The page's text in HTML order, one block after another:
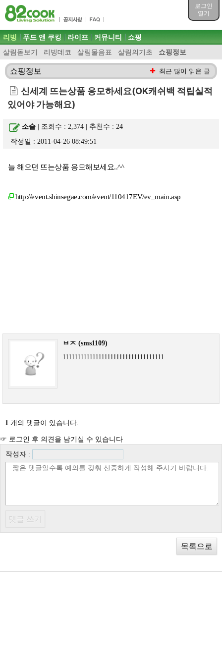
로그인
열기
목차
주메뉴 바로가기
컨텐츠 바로가기
검색 바로가기
로그인 바로가기
주메뉴
리빙
살림돋보기 리빙데코 살림물음표 살림의기초 쇼핑정보
푸드 앤 쿠킹 라이프 커뮤니티 쇼핑
쇼핑정보 최근 많이 읽은 글
신세계 뜨는상품 응모하세요(OK캐쉬백 적립실적
있어야 가능해요)
소슬 | 조회수 : 2,374 | 추천수 :24
작성일 : 2011-04-26 08:49:51
늘 해오던 뜨는상품 응모해보세요..^^
http://event.shinsegae.com/event/110417EV/ev_main.asp
ㅂㅈ (sms1109)
1111111111111111111111111111111111
1 개의 댓글이 있습니다.
☞ 로그인 후 의견을 남기실 수 있습니다
작성자 :
목록으로